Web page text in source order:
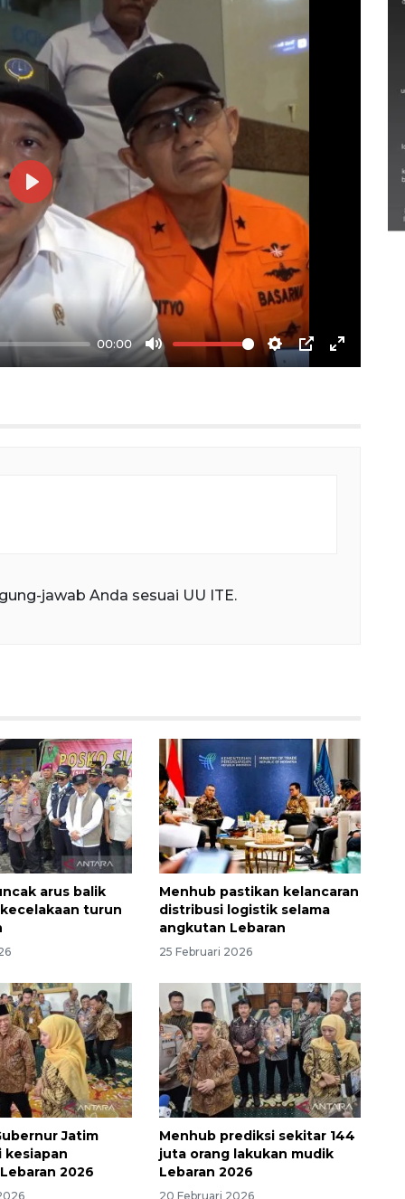
00:00
Mute Settings
PIP Enter
Play
jawab Anda sesuai UU ITE.
arus balik
turun
Menhub pastikan kelancaran
distribusi logistik selama
angkutan Lebaran
25 Februari 2026
Jatim
kesiapan
2026
Menhub prediksi sekitar 144
juta orang lakukan mudik
Lebaran 2026
20 Februari 2026
Semarak Lebaran Ketupat di
berbagai daerah
28 Maret 2026